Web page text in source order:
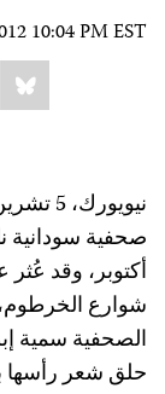
10:04 PM EST
أكتوبر، وقد
شوارع
الصحفية سمية
حلق شعر رأسها